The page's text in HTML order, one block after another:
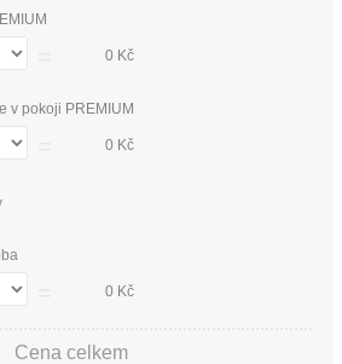
0 Kč
v pokoji PREMIUM
0 Kč
0 Kč
Cena celkem